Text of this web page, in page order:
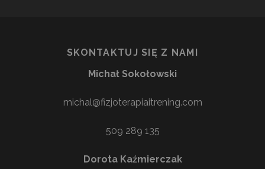
SKONTAKTUJ SIĘ Z NAMI
Michał Sokołowski
michal@fizjoterapiaitrening.com
509 289 135
Dorota Kaźmierczak